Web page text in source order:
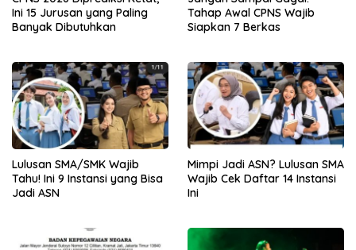
Ini 15 Jurusan yang Paling
Banyak Dibutuhkan
Tahap Awal CPNS Wajib
Siapkan 7 Berkas
Lulusan SMA/SMK Wajib
Tahu! Ini 9 Instansi yang Bisa
Jadi ASN
Mimpi Jadi ASN? Lulusan SMA
Wajib Cek Daftar 14 Instansi
Ini